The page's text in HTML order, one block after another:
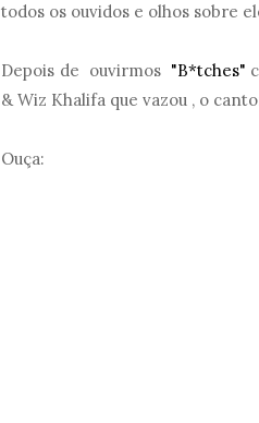
todos os ouvidos e olhos sobre
Depois de ouvirmos "B*tches"
& Wiz Khalifa que vazou , o
Ouça: